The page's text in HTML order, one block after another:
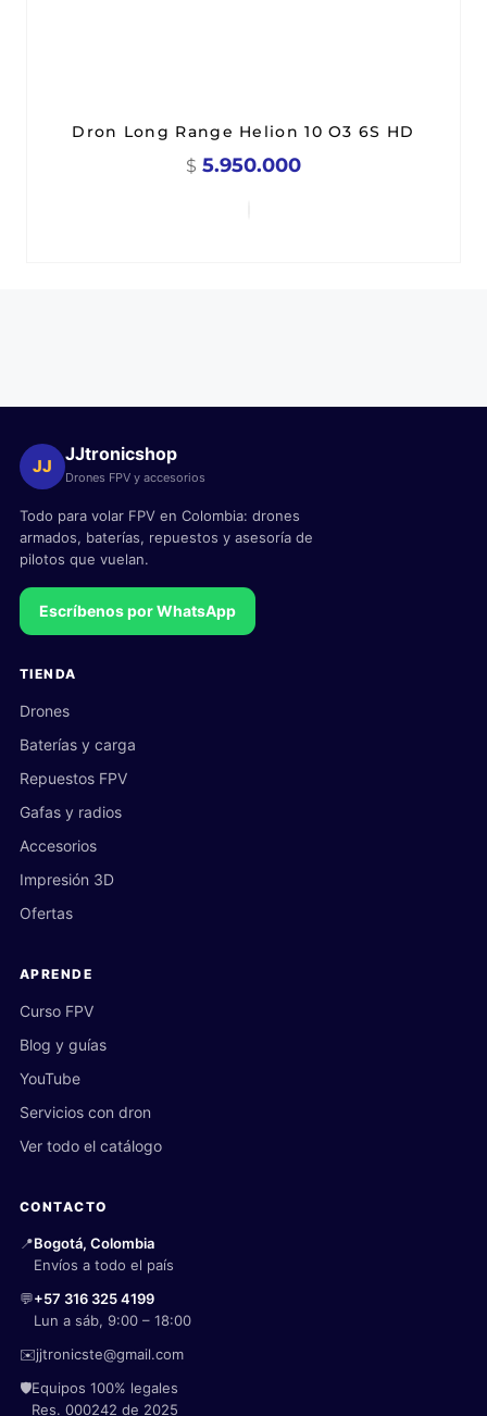
Dron Long Range Helion 10 O3 6S HD
$ 5.950.000
JJ
JJtronicshop
Drones FPV y accesorios
Todo para volar FPV en Colombia: drones
armados, baterías, repuestos y asesoría de
pilotos que vuelan.
Escríbenos por WhatsApp
TIENDA
Drones
Baterías y carga
Repuestos FPV
Gafas y radios
Accesorios
Impresión 3D
Ofertas
APRENDE
Curso FPV
Blog y guías
YouTube
Servicios con dron
Ver todo el catálogo
CONTACTO
📍Bogotá, Colombia
Envíos a todo el país
💬+57 316 325 4199
Lun a sáb, 9:00 – 18:00
✉️jjtronicste@gmail.com
🛡️Equipos 100% legales
Res. 000242 de 2025